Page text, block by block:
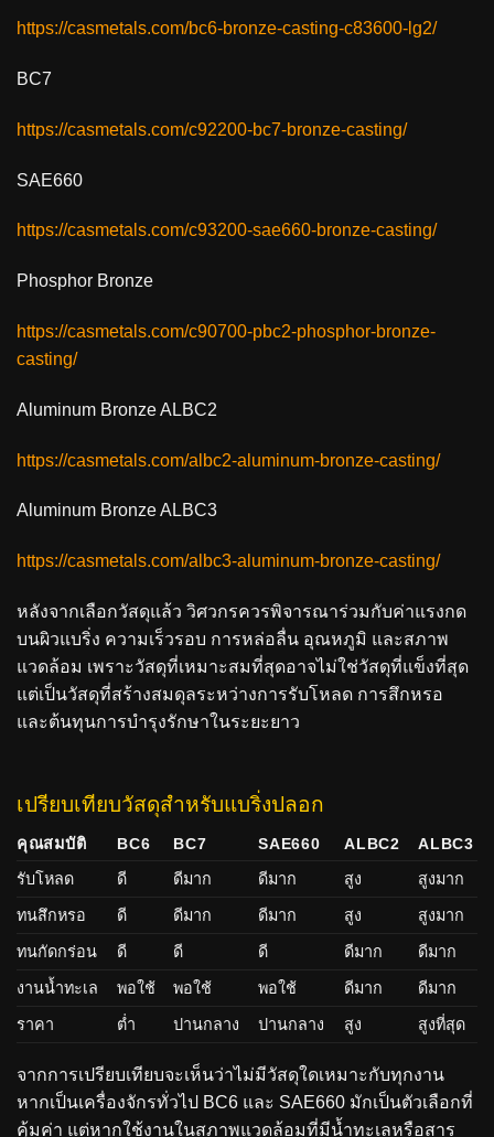
https://casmetals.com/bc6-bronze-casting-c83600-lg2/
BC7
https://casmetals.com/c92200-bc7-bronze-casting/
SAE660
https://casmetals.com/c93200-sae660-bronze-casting/
Phosphor Bronze
https://casmetals.com/c90700-pbc2-phosphor-bronze-
casting/
Aluminum Bronze ALBC2
https://casmetals.com/albc2-aluminum-bronze-casting/
Aluminum Bronze ALBC3
https://casmetals.com/albc3-aluminum-bronze-casting/
หลังจากเลือกวัสดุแล้ว วิศวกรควรพิจารณาร่วมกับค่าแรงกด
บนผิวแบริ่ง ความเร็วรอบ การหล่อลื่น อุณหภูมิ และสภาพ
แวดล้อม เพราะวัสดุที่เหมาะสมที่สุดอาจไม่ใช่วัสดุที่แข็งที่สุด
แต่เป็นวัสดุที่สร้างสมดุลระหว่างการรับโหลด การสึกหรอ
และต้นทุนการบำรุงรักษาในระยะยาว
เปรียบเทียบวัสดุสำหรับแบริ่งปลอก
คุณสมบัติ BC6 BC7 SAE660 ALBC2
ALBC3
รับโหลด
ดี ดีมาก ดีมาก สูง สูงมาก
ทนสึกหรอ ดี ดีมาก ดีมาก สูง สูงมาก
ทนกัดกร่อน ดี ดี ดี ดีมาก ดีมาก
งานน้ำทะเล พอใช้ พอใช้ พอใช้ ดีมาก ดีมาก
ราคา ต่ำ ปานกลาง ปานกลาง สูง สูงที่สุด
จากการเปรียบเทียบจะเห็นว่าไม่มีวัสดุใดเหมาะกับทุกงาน
หากเป็นเครื่องจักรทั่วไป BC6 และ SAE660 มักเป็นตัวเลือกที่
คุ้มค่า แต่หากใช้งานในสภาพแวดล้อมที่มีน้ำทะเลหรือสาร